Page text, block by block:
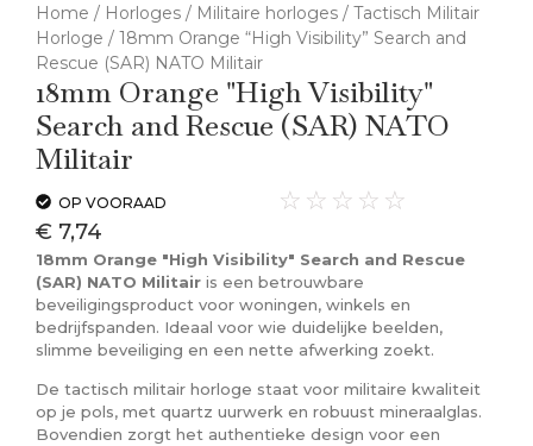
Home / Horloges / Militaire horloges / Tactisch Militair
Horloge / 18mm Orange “High Visibility” Search and
Rescue (SAR) NATO Militair
18mm Orange "High Visibility"
Search and Rescue (SAR) NATO
Militair
OP VOORAAD ☆ ☆ ☆ ☆ ☆
€ 7,74
18mm Orange "High Visibility" Search and Rescue
(SAR) NATO Militair is een betrouwbare
beveiligingsproduct voor woningen, winkels en
bedrijfspanden. Ideaal voor wie duidelijke beelden,
slimme beveiliging en een nette afwerking zoekt.
De tactisch militair horloge staat voor militaire kwaliteit
op je pols, met quartz uurwerk en robuust mineraalglas.
Bovendien zorgt het authentieke design voor een